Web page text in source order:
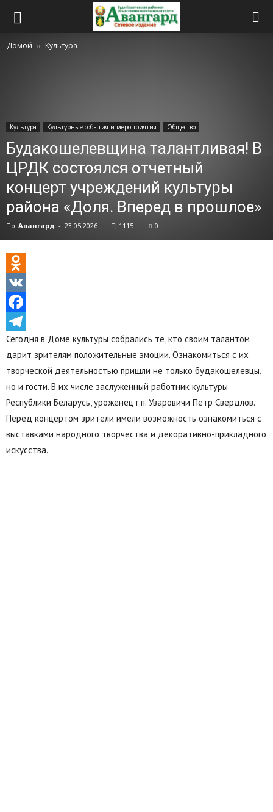
Домой Культура
Культура Культурные события и мероприятия Общество
Будакошелевщина талантливая! В
ЦРДК состоялся отчетный
концерт учреждений культуры
района «Доля. Вперед в прошлое»
По Авангард - 23.05.2026 1115 0
Odnoklassniki
VK
Facebook
Telegram
Сегодня в Доме культуры собрались те, кто своим талантом
дарит зрителям положительные эмоции. Ознакомиться с их
творческой деятельностью пришли не только будакошелевцы,
но и гости. В их числе заслуженный работник культуры
Республики Беларусь, уроженец г.п. Уваровичи Петр Свердлов.
Перед концертом зрители имели возможность ознакомиться с
выставками народного творчества и декоративно-прикладного
искусства.